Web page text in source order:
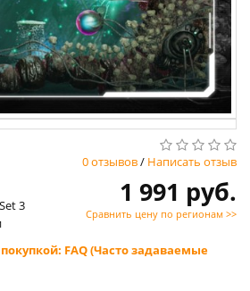
0 отзывов/ Написать отзыв
3
1 991 руб.
Сравнить цену по регионам >>
FAQ (Часто задаваемые